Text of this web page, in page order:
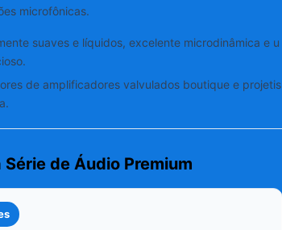
microfônicas.
suaves e líquidos, excelente microdinâmica e u
de amplificadores valvulados boutique e projetis
de Áudio Premium